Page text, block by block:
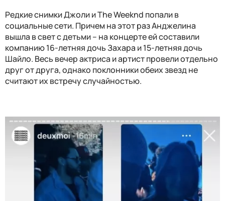
Редкие снимки Джоли и The Weeknd попали в
социальные сети. Причем на этот раз Анджелина
вышла в свет с детьми – на концерте ей составили
компанию 16-летняя дочь Захара и 15-летняя дочь
Шайло. Весь вечер актриса и артист провели отдельно
друг от друга, однако поклонники обеих звезд не
считают их встречу случайностью.